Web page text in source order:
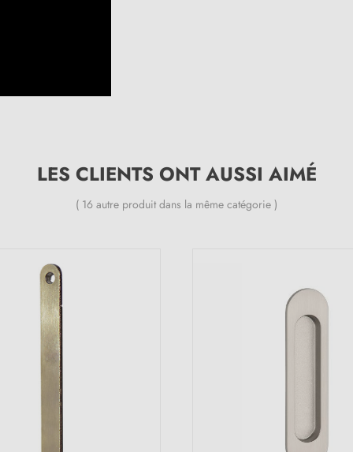
LES CLIENTS ONT AUSSI AIMÉ
( 16 autre produit dans la même catégorie )